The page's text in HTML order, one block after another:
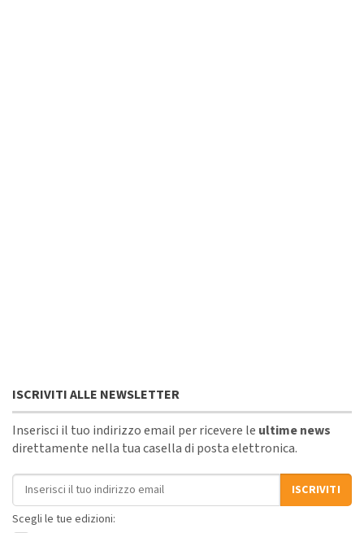
ISCRIVITI ALLE NEWSLETTER
Inserisci il tuo indirizzo email per ricevere le ultime news
direttamente nella tua casella di posta elettronica.
Indirizzo email
ISCRIVITI
Scegli le tue edizioni: